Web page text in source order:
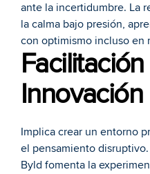
ante la incertidumbre. La
la calma bajo presión,
con optimismo incluso en
Innovación
Implica crear un entorno
el pensamiento
Byld fomenta la